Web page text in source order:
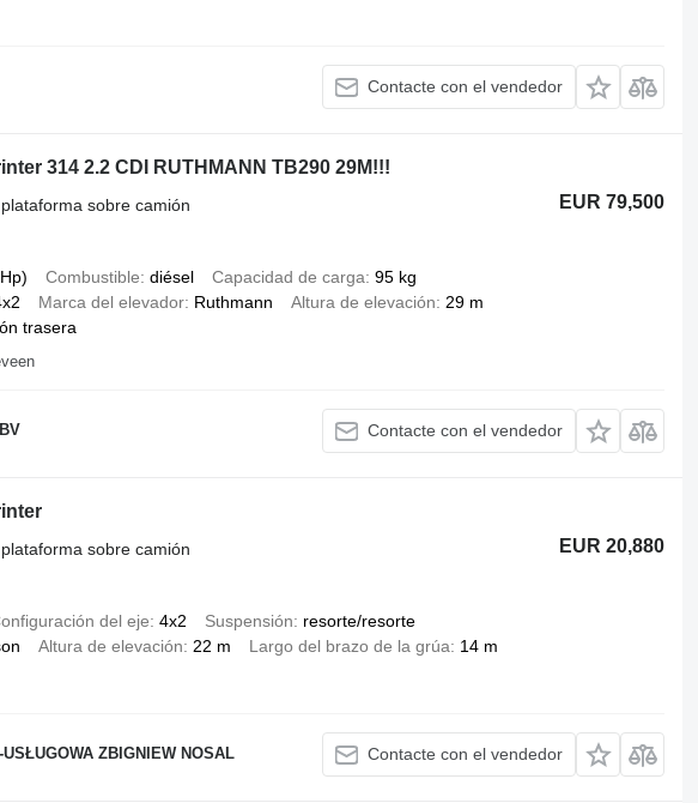
Contacte con el vendedor
314 2.2 CDI RUTHMANN TB290 29M!!!
EUR 79,500
sobre camión
Combustible diésel Capacidad de carga 95 kg
Marca del elevador Ruthmann Altura de elevación
29 m
trasera
Contacte con el vendedor
EUR 20,880
sobre camión
del eje 4x2 Suspensión
resorte/resorte
Altura de elevación 22 m Largo del brazo de la grúa 14 m
ZBIGNIEW NOSAL Contacte con el vendedor